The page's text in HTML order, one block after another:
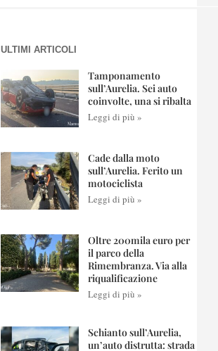
ULTIMI ARTICOLI
Tamponamento
sull’Aurelia. Sei auto
coinvolte, una si ribalta
Leggi di più »
Cade dalla moto
sull’Aurelia. Ferito un
motociclista
Leggi di più »
Oltre 200mila euro per
il parco della
Rimembranza. Via alla
riqualificazione
Leggi di più »
Schianto sull’Aurelia,
un’auto distrutta: strada